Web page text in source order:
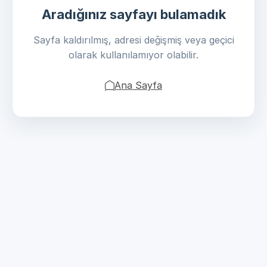
Aradığınız sayfayı bulamadık
Sayfa kaldırılmış, adresi değişmiş veya geçici
olarak kullanılamıyor olabilir.
Ana Sayfa